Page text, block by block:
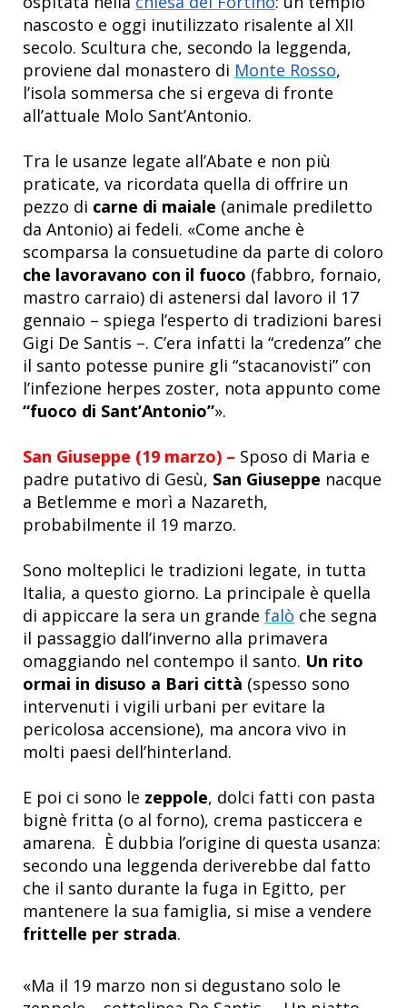
nascosto e oggi inutilizzato risalente al XII
secolo. Scultura che, secondo la leggenda,
proviene dal monastero di Monte Rosso,
l’isola sommersa che si ergeva di fronte
all’attuale Molo Sant’Antonio.
Tra le usanze legate all’Abate e non più
praticate, va ricordata quella di offrire un
pezzo di carne di maiale (animale prediletto
da Antonio) ai fedeli. «Come anche è
scomparsa la consuetudine da parte di coloro
che lavoravano con il fuoco (fabbro, fornaio,
mastro carraio) di astenersi dal lavoro il 17
gennaio – spiega l’esperto di tradizioni baresi
Gigi De Santis –. C’era infatti la “credenza” che
il santo potesse punire gli “stacanovisti” con
l’infezione herpes zoster, nota appunto come
“fuoco di Sant’Antonio”».
San Giuseppe (19 marzo) – Sposo di Maria e
padre putativo di Gesù, San Giuseppe nacque
a Betlemme e morì a Nazareth,
probabilmente il 19 marzo.
Sono molteplici le tradizioni legate, in tutta
Italia, a questo giorno. La principale è quella
di appiccare la sera un grande falò che segna
il passaggio dall’inverno alla primavera
omaggiando nel contempo il santo. Un rito
ormai in disuso a Bari città (spesso sono
intervenuti i vigili urbani per evitare la
pericolosa accensione), ma ancora vivo in
molti paesi dell’hinterland.
E poi ci sono le zeppole, dolci fatti con pasta
bignè fritta (o al forno), crema pasticcera e
amarena. È dubbia l’origine di questa usanza:
secondo una leggenda deriverebbe dal fatto
che il santo durante la fuga in Egitto, per
mantenere la sua famiglia, si mise a vendere
frittelle per strada.
«Ma il 19 marzo non si degustano solo le